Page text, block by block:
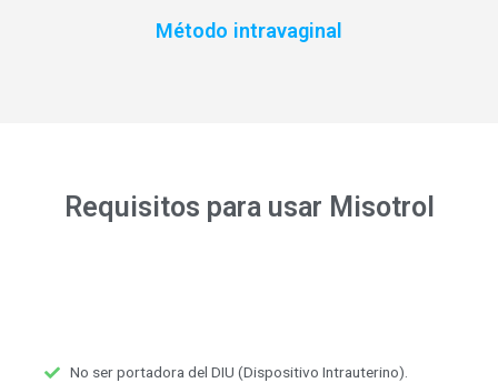
Método intravaginal
Requisitos para usar Misotrol
No ser portadora del DIU (Dispositivo Intrauterino).